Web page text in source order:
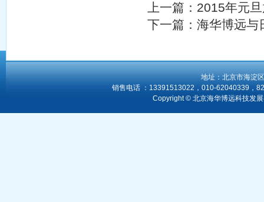
上一篇： 2015年元
下一篇： 海华博远与
地址：北京市海淀
销售电话 ：13391513022，010-62040339，
Copyright © 北京海华博远科技发